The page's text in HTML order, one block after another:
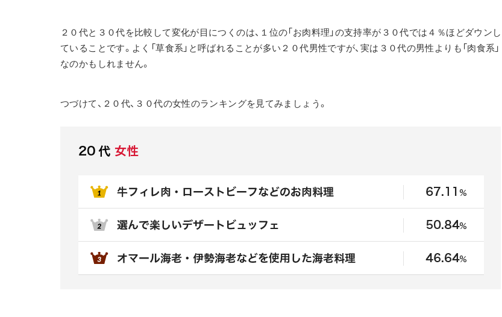
２０代と３０代を比較して変化が目につくのは、１位の「お肉料理」の支持率が３０代では４％ほどダウンし
ていることです。よく「草食系」と呼ばれることが多い２０代男性ですが、実は３０代の男性よりも「肉食系」
なのかもしれません。
つづけて、２０代、３０代の女性のランキングを見てみましょう。